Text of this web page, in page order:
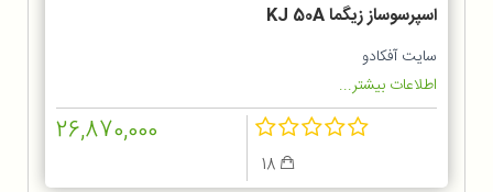
اسپرسوساز زیگما KJ 50A
سایت آفکادو
اطلاعات بیشتر...
26,870,000